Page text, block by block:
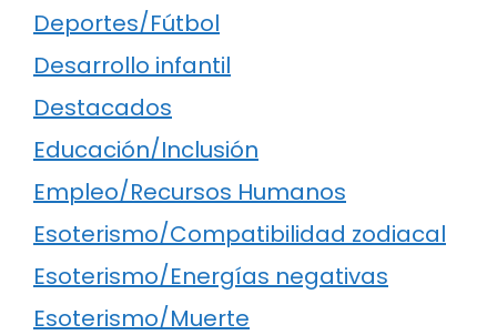
Deportes/Fútbol
Desarrollo infantil
Destacados
Educación/Inclusión
Empleo/Recursos Humanos
Esoterismo/Compatibilidad zodiacal
Esoterismo/Energías negativas
Esoterismo/Muerte